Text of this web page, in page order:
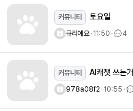
커뮤니티 토요일
큐리에요ㆍ11:50ㆍ 4
커뮤니티 AI캐챗 쓰는
978a08f2ㆍ10:55ㆍ